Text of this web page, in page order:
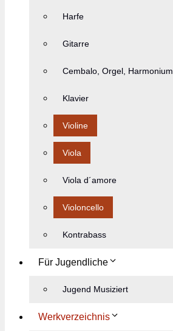
Harfe
Gitarre
Cembalo, Orgel, Harmonium
Klavier
Violine
Viola
Viola d´amore
Violoncello
Kontrabass
Für Jugendliche
Jugend Musiziert
Werkverzeichnis